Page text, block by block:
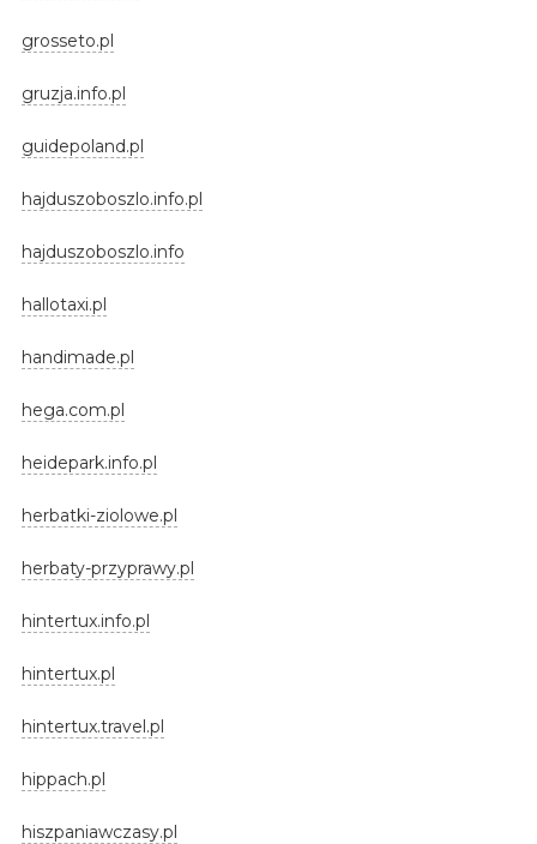
grosseto.pl
gruzja.info.pl
guidepoland.pl
hajduszoboszlo.info.pl
hajduszoboszlo.info
hallotaxi.pl
handimade.pl
hega.com.pl
heidepark.info.pl
herbatki-ziolowe.pl
herbaty-przyprawy.pl
hintertux.info.pl
hintertux.pl
hintertux.travel.pl
hippach.pl
hiszpaniawczasy.pl